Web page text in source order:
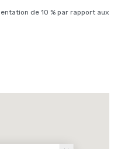
de 10 % par rapport aux
et internationales,
d'Amérique du Nord,